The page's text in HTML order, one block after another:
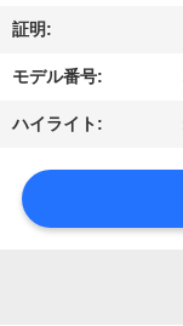
い
て
工
場
証明:
モデル番号:
ハイライト: